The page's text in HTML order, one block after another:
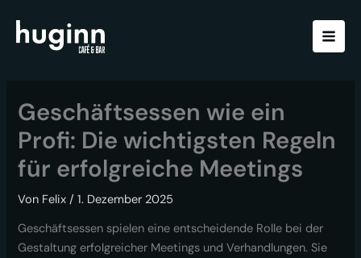
Inhalt
springen
Geschäftsessen wie ein
Profi: Die wichtigsten Regeln
für erfolgreiche Meetings
Von Felix/1. Dezember 2025
Geschäftsessen spielen eine entscheidende Rolle bei der
Gestaltung erfolgreicher Meetings und Verhandlungen. Sie